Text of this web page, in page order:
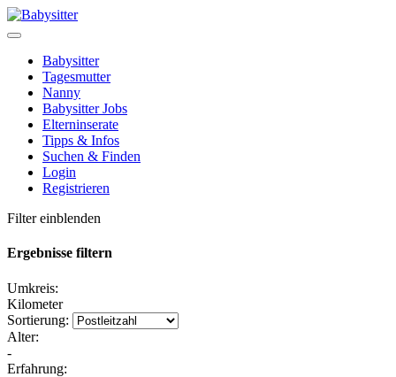
Babysitter
Tagesmutter
Nanny
Babysitter Jobs
Elterninserate
Tipps & Infos
Suchen & Finden
Login
Registrieren
Filter einblenden
Ergebnisse filtern
Umkreis:
Kilometer
Sortierung:
Alter:
-
Erfahrung: